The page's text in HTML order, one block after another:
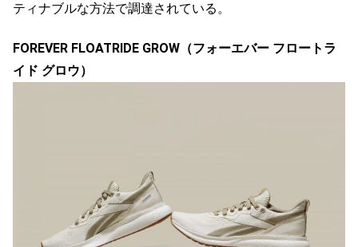
ティナブルな方法で調達されている。
FOREVER FLOATRIDE GROW（フォーエバー フロートラ
イド グロウ）